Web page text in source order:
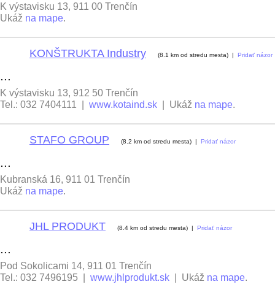
K výstavisku 13, 911 00 Trenčín
Ukáž na mape.
KONŠTRUKTA Industry (8.1 km od stredu mesta) | Pridať názor
...
K výstavisku 13, 912 50 Trenčín
Tel.: 032 7404111 | www.kotaind.sk | Ukáž na mape.
STAFO GROUP (8.2 km od stredu mesta) | Pridať názor
...
Kubranská 16, 911 01 Trenčín
Ukáž na mape.
JHL PRODUKT (8.4 km od stredu mesta) | Pridať názor
...
Pod Sokolicami 14, 911 01 Trenčín
Tel.: 032 7496195 | www.jhlprodukt.sk | Ukáž na mape.